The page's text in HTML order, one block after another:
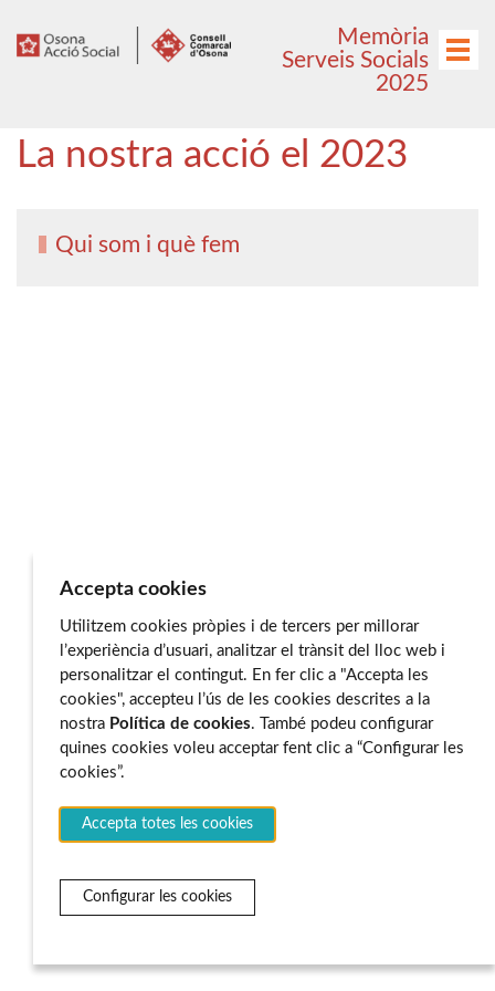
Menú
Memòria
Serveis Socials
2025
La nostra acció el 2023
Qui som i què fem
Accepta cookies
Utilitzem cookies pròpies i de tercers per millorar
l’experiència d’usuari, analitzar el trànsit del lloc web i
personalitzar el contingut. En fer clic a "Accepta les
cookies", accepteu l’ús de les cookies descrites a la
nostra Política de cookies. També podeu configurar
quines cookies voleu acceptar fent clic a “Configurar les
cookies”.
Accepta totes les cookies
Configurar les cookies